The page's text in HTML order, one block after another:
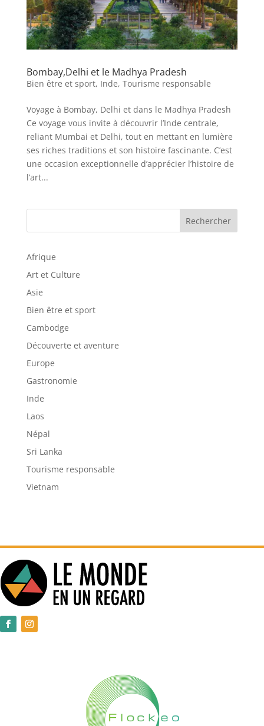
Bombay,Delhi et le Madhya Pradesh
Bien être et sport, Inde, Tourisme responsable
Voyage à Bombay, Delhi et dans le Madhya Pradesh
Ce voyage vous invite à découvrir l’Inde centrale,
reliant Mumbai et Delhi, tout en mettant en lumière
ses riches traditions et son histoire fascinante. C’est
une occasion exceptionnelle d’apprécier l’histoire de
l’art...
Rechercher
Afrique
Art et Culture
Asie
Bien être et sport
Cambodge
Découverte et aventure
Europe
Gastronomie
Inde
Laos
Népal
Sri Lanka
Tourisme responsable
Vietnam